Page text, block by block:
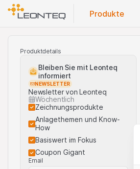
Produkte
Produktdetails
Bleiben Sie mit Leonteq
informiert
NEWSLETTER
Newsletter von Leonteq
Wöchentlich
Zeichnungsprodukte
Anlagethemen und Know-
How
Basiswert im Fokus
Coupon Gigant
Email